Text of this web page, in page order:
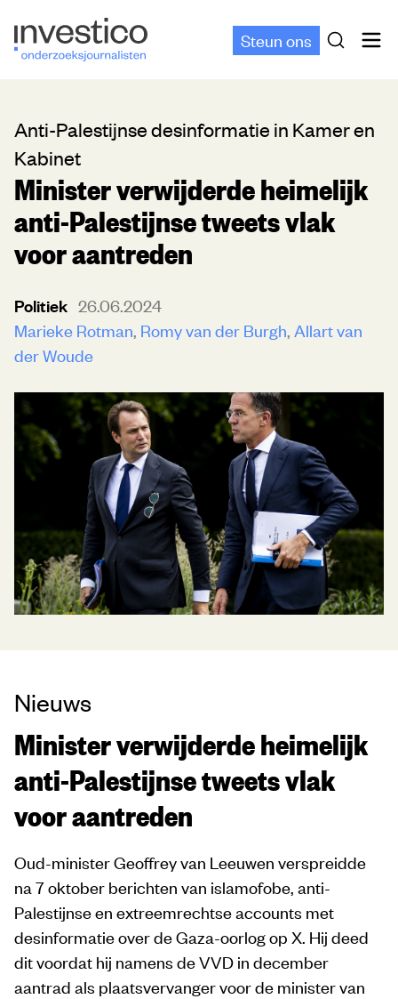
Steun ons
Anti-Palestijnse desinformatie in Kamer en
Kabinet
Minister verwijderde heimelijk
anti-Palestijnse tweets vlak
voor aantreden
Politiek 26.06.2024
Marieke Rotman Romy van der Burgh Allart van
der Woude
Nieuws
Minister verwijderde heimelijk
anti-Palestijnse tweets vlak
voor aantreden
Oud-minister Geoffrey van Leeuwen verspreidde
na 7 oktober berichten van islamofobe, anti-
Palestijnse en extreemrechtse accounts met
desinformatie over de Gaza-oorlog op X. Hij deed
dit voordat hij namens de VVD in december
aantrad als plaatsvervanger voor de minister van